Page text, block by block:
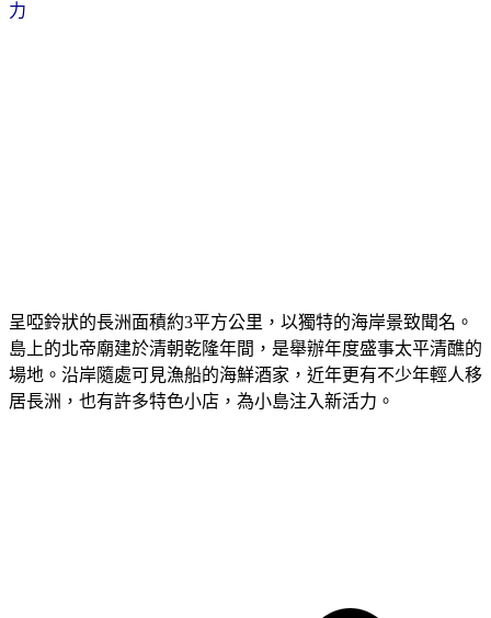
力
呈啞鈴狀的長洲面積約3平方公里，以獨特的海岸景致聞名。
島上的北帝廟建於清朝乾隆年間，是舉辦年度盛事太平清醮的
場地。沿岸隨處可見漁船的海鮮酒家，近年更有不少年輕人移
居長洲，也有許多特色小店，為小島注入新活力。